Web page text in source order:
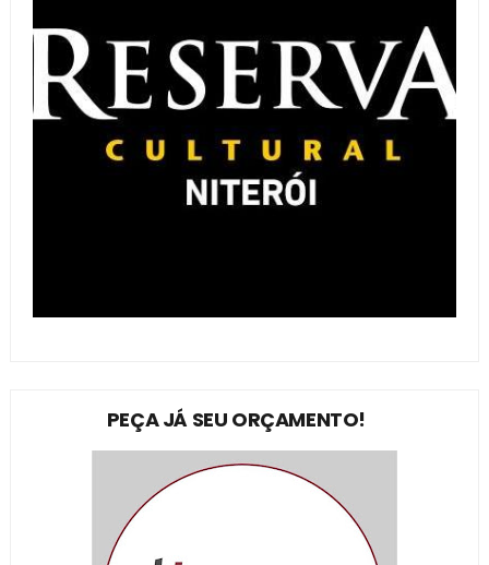
PEÇA JÁ SEU ORÇAMENTO!